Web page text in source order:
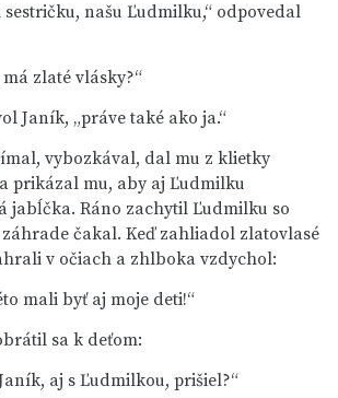
sestričku, našu Ľudmilku,“ odpovedal
zlaté vlásky?“
Janík, „práve také ako ja.“
vybozkával, dal mu z klietky
prikázal mu, aby aj Ľudmilku
jabĺčka. Ráno zachytil Ľudmilku so
čakal. Keď zahliadol zlatovlasé
v očiach a zhlboka vzdychol:
mali byť aj moje deti!“
sa k deťom:
aj s Ľudmilkou, prišiel?“